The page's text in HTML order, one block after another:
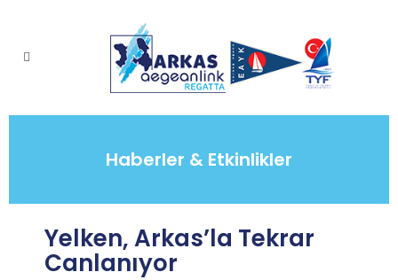
Haberler & Etkinlikler
Yelken, Arkas’la Tekrar
Canlanıyor